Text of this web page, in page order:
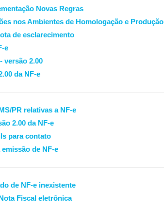
Novas Regras
nos Ambientes de Homologação e Produção
de esclarecimento
e
versão 2.00
da NF-e
PR relativas a NF-e
2.00 da NF-e
para contato
de NF-e
de NF-e inexistente
Fiscal eletrônica